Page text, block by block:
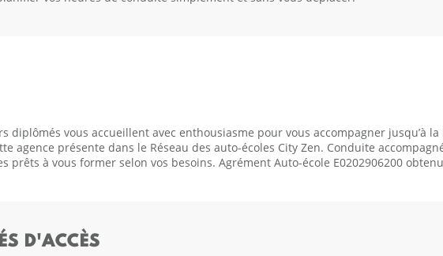
diplômés vous accueillent avec enthousiasme pour vous accompagner jusqu’à
agence présente dans le Réseau des auto-écoles City Zen. Conduite
à vous former selon vos besoins. Agrément Auto-école E0202906200
D'ACCÈS